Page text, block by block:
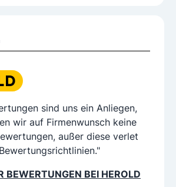
sind uns ein Anliegen,
wir auf Firmenwunsch keine
außer diese verlet
BEWERTUNGEN BEI HEROLD